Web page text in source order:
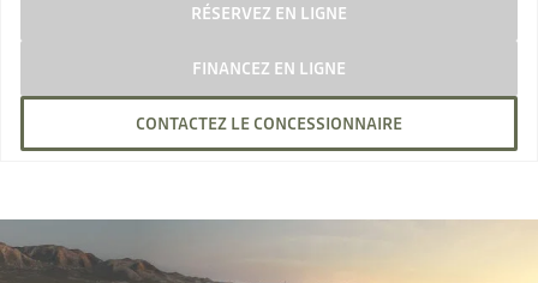
RÉSERVEZ EN LIGNE
FINANCEZ EN LIGNE
CONTACTEZ LE CONCESSIONNAIRE